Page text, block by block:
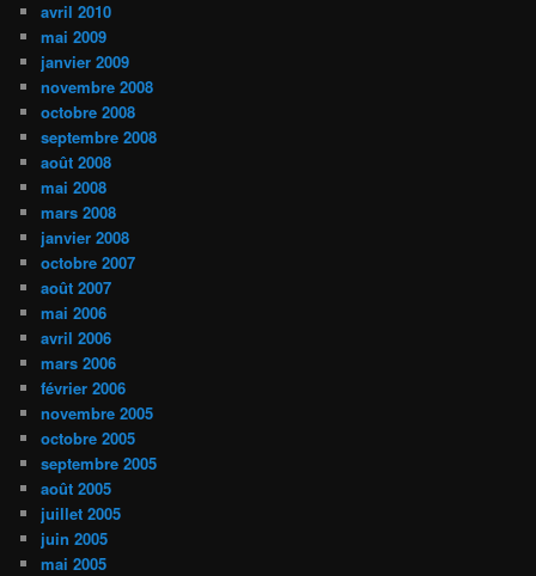
avril 2010
mai 2009
janvier 2009
novembre 2008
octobre 2008
septembre 2008
août 2008
mai 2008
mars 2008
janvier 2008
octobre 2007
août 2007
mai 2006
avril 2006
mars 2006
février 2006
novembre 2005
octobre 2005
septembre 2005
août 2005
juillet 2005
juin 2005
mai 2005